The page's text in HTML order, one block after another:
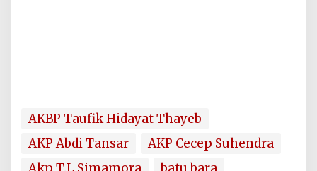
AKBP Taufik Hidayat Thayeb
AKP Abdi Tansar
AKP Cecep Suhendra